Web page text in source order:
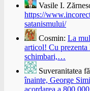
Vasile I.
https://
satanismului/
Cosmin: La
articol! Cu prezenta
schimbari,…
Suveranitatea
înainte, George
acordarea a